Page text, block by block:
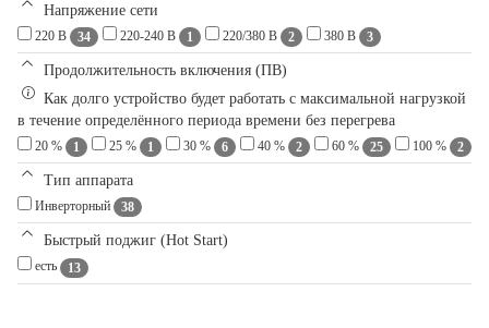
Напряжение сети
220 В 34 220-240 В 1 220/380 В 2 380 В 3
Продолжительность включения (ПВ)
Как долго устройство будет работать с максимальной нагрузкой
в течение определённого периода времени без перегрева
20 % 1 25 % 1 30 % 6 40 % 2 60 % 25 100 % 2
Тип аппарата
Инверторный 38
Быстрый поджиг (Hot Start)
есть 13